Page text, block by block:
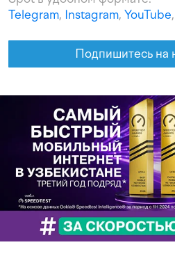
Telegram, Instagram, YouTube,
Подпишитесь на